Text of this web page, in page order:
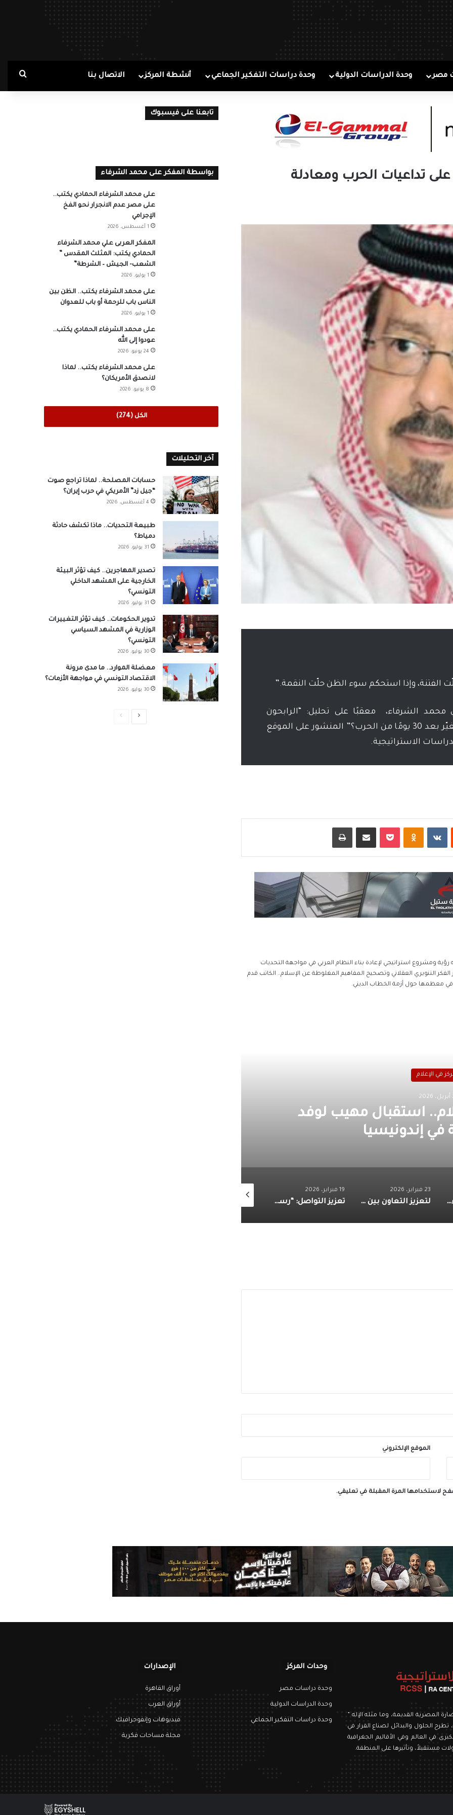
مصر وحدة الدراسات الدولية وحدة دراسات التفكير الجماعي أنشطة المركز الاتصال بنا بحث
تداعيات الحرب ومعادلة
الفتنة، وإذا استحكم سوء الظن حلّت النقمة.”
محمد الشرفاء، معقبًا على تحليل: “الرابحون
والخاسرون.. ماذا تغيّر بعد 30 يومًا من الحرب؟” المنشور على الموقع
الاستراتيجية.
Odnoklassniki
‫Pocket مشاركة عبر البريد طباعة
ومشروع استراتيجي لإعادة بناء النظام العربي في مواجهة التحديات
التنويري العقلاني وتصحيح المفاهيم المغلوطة عن الإسلام.. الكاتب قدم
في معظمها حول أزمة الخطاب الديني.
في الإعلام
استقبال مهيب لوفد
إندونيسيا
مدير “رع”.. الشرفاء استبق واضعي نظريات العلاقات الدولية باستخدامه الردع والتحوط الاستراتيجي في تحقيق السلام
23 فبراير، 2026
لتعزيز التعاون بين البلدين.. الوزير تركي آل الشيخ في زيارة رسمية للقاهرة
19 فبراير، 2026
تعزيز التواصل: “رسالة السلام” تفتح جسورًا جديدة للحوار داخل الأمم المتحدة
الموقع الإلكتروني
لاستخدامها المرة المقبلة في تعليقي.
تابعنا على فيسبوك
بواسطة المفكر على محمد الشرفاء
على محمد الشرفاء الحمادي يكتب..
على مصر عدم الانجرار نحو الفخ
الإجرامي
1 أغسطس، 2026
المفكر العربى علي محمد الشرفاء
الحمادي يكتب: المثلث المقدس ”
الشعب- الجيش – الشرطة”
1 يوليو، 2026
على محمد الشرفاء يكتب.. الظن بين
الناس باب للرحمة أو باب للعدوان
1 يوليو، 2026
على محمد الشرفاء الحمادي يكتب..
عودوا إلى الله
24 يونيو، 2026
على محمد الشرفاء يكتب.. لماذا
لانصدق الأمريكان؟
8 يونيو، 2026
الكل (274)
آخر التحليلات
حسابات المصلحة.. لماذا تراجع صوت
“جيل زد” الأمريكي في حرب إيران؟
4 أغسطس، 2026
طبيعة التحديات.. ماذا تكشف حادثة
دمياط؟
31 يوليو، 2026
تصدير المهاجرين.. كيف تؤثر البيئة
الخارجية على المشهد الداخلي
التونسي؟
31 يوليو، 2026
تدوير الحكومات.. كيف تؤثر التغييرات
الوزارية في المشهد السياسي
التونسي؟
30 يوليو، 2026
معضلة الموارد.. ما مدى مرونة
الاقتصاد التونسي في مواجهة الأزمات؟
30 يوليو، 2026
الصفحة الصفحة
اسمه من الحضارة المصرية القديمة، وما مثله الإله ”
الحلول والبدائل لصناع القرار في
في العالم وفي الأقاليم الجغرافية
مستقبلاً، وتأثيرها على المنطقة.
وحدات المركز
وحدة دراسات مصر
وحدة الدراسات الدولية
وحدة دراسات التفكير الجماعي
الإصدارات
أوراق القاهرة
أوراق العرب
فيديوهات وإنفوجرافيك
مجلة مساحات فكرية